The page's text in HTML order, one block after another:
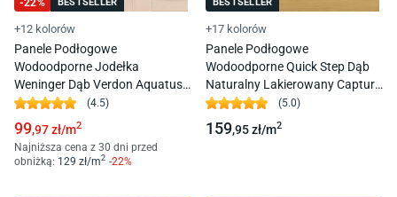
+12 kolorów
Panele Podłogowe
Wodoodporne Jodełka
Weninger Dąb Verdon Aquatus
J W706J Ac5 8Mm 4V-Fuga
(4.5)
99,97zł/m2
Najniższa cena z 30 dni przed
obniżką: 129 zł/m2 -22%
+17 kolorów
Panele Podłogowe
Wodoodporne Quick Step Dąb
Naturalny Lakierowany Capture
Sig4749 Ac4 9 Mm 4V-Fuga
(5.0)
159,95zł/m2